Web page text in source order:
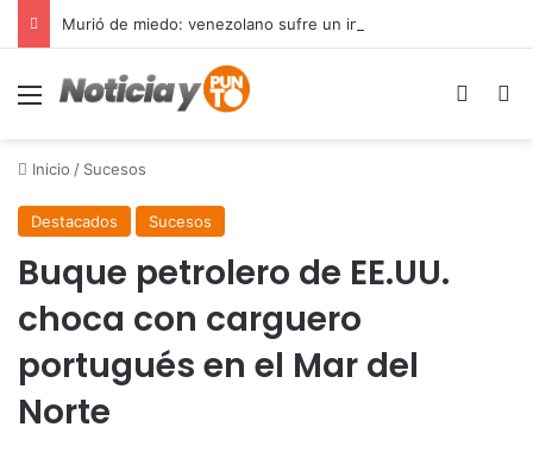
Menú
Inicio / Sucesos
Destacados Sucesos
Buque petrolero de EE.UU.
choca con carguero
portugués en el Mar del
Norte